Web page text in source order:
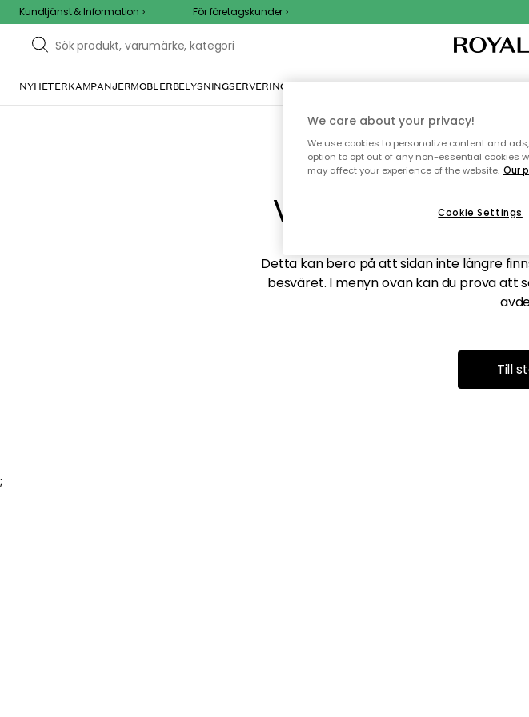
Kundtjänst & Information För företagskunder
NYHETERKAMPANJERMÖBLERBELYSNINGSERVERING INREDNINGTEXTIL & MATTORKÖKETFÖRVARING
Vi hittar tyvärr
Detta kan bero på att sidan inte längre
besväret. I menyn ovan kan du prova att
Till
;
We care about your privacy!
We use cookies to personalize content and
option to opt out of any non-essential cookies
may affect your experience of the website. Our
Cookie Settings